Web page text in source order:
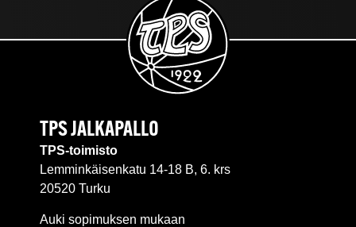
TPS JALKAPALLO
TPS-toimisto
Lemminkäisenkatu 14-18 B, 6. krs
20520 Turku
Auki sopimuksen mukaan